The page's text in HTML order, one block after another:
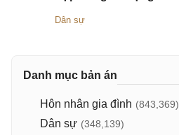
Dân sự
Danh mục bản án
Hôn nhân gia đình (843,369)
Dân sự (348,139)